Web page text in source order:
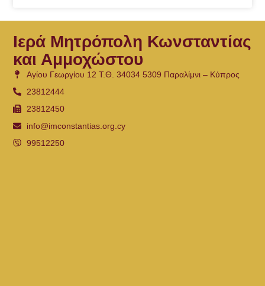
Ιερά Μητρόπολη Κωνσταντίας
και Αμμοχώστου
Αγίου Γεωργίου 12 Τ.Θ. 34034 5309 Παραλίμνι – Κύπρος
23812444
23812450
info@imconstantias.org.cy
99512250